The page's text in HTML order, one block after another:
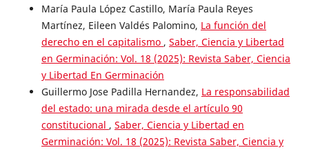
María Paula López Castillo, María Paula Reyes
Martínez, Eileen Valdés Palomino, La función del
derecho en el capitalismo , Saber, Ciencia y Libertad
en Germinación: Vol. 18 (2025): Revista Saber, Ciencia
y Libertad En Germinación
Guillermo Jose Padilla Hernandez, La responsabilidad
del estado: una mirada desde el artículo 90
constitucional , Saber, Ciencia y Libertad en
Germinación: Vol. 18 (2025): Revista Saber, Ciencia y